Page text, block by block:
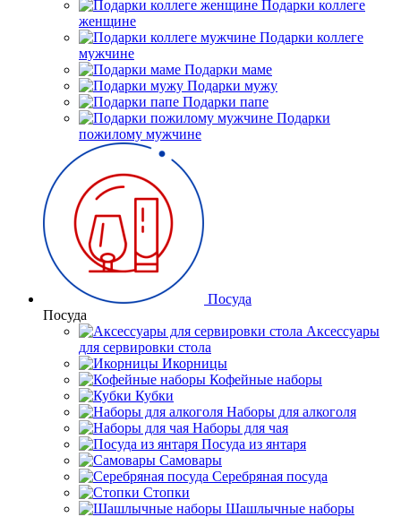
Подарки коллеге
женщине
Подарки коллеге
мужчине
Подарки маме
Подарки мужу
Подарки папе
Подарки
пожилому мужчине
Посуда
Посуда
Аксессуары
для сервировки стола
Икорницы
Кофейные наборы
Кубки
Наборы для алкоголя
Наборы для чая
Посуда из янтаря
Самовары
Серебряная посуда
Стопки
Шашлычные наборы